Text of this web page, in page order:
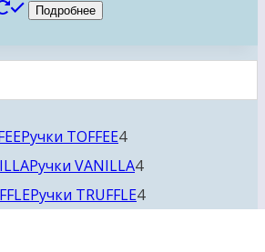
Подробнее
Ручки TOFFEE44
товара
Ручки VANILLA44
товара
Ручки TRUFFLE44